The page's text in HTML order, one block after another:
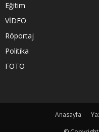
Eğitim
VİDEO
Röportaj
Politika
FOTO
Anasayfa